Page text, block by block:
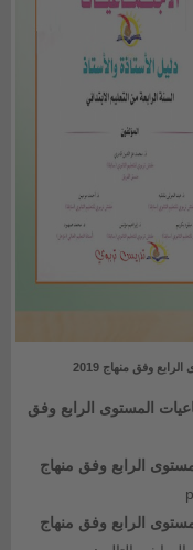
وفق منهاج 2019
المستوى الرابع وفق
الرابع وفق منهاج
الرابع وفق منهاج